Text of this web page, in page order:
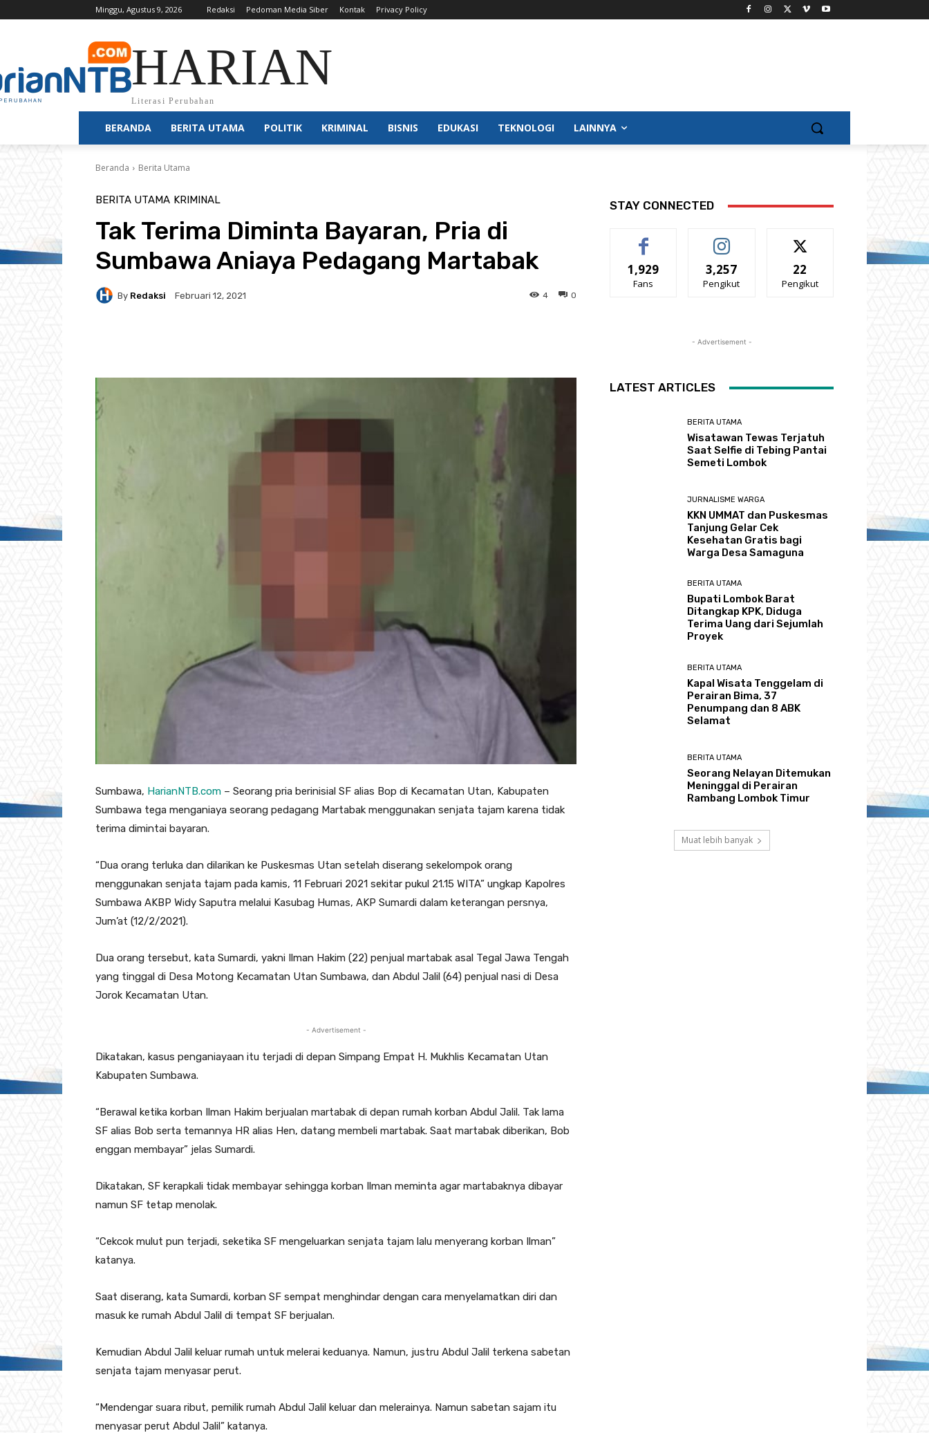
Minggu, Agustus 9, 2026 Redaksi Pedoman Media Siber Kontak Privacy Policy
HARIAN NTB
Literasi Perubahan
BERANDA BERITA UTAMA POLITIK KRIMINAL BISNIS EDUKASI TEKNOLOGI LAINNYA
Beranda Berita Utama
BERITA UTAMA KRIMINAL
Tak Terima Diminta Bayaran, Pria di
Sumbawa Aniaya Pedagang Martabak
By Redaksi Februari 12, 2021 0
4
Sumbawa, HarianNTB.com – Seorang pria berinisial SF alias Bop di Kecamatan Utan, Kabupaten
Sumbawa tega menganiaya seorang pedagang Martabak menggunakan senjata tajam karena tidak
terima dimintai bayaran.
“Dua orang terluka dan dilarikan ke Puskesmas Utan setelah diserang sekelompok orang
menggunakan senjata tajam pada kamis, 11 Februari 2021 sekitar pukul 21.15 WITA” ungkap Kapolres
Sumbawa AKBP Widy Saputra melalui Kasubag Humas, AKP Sumardi dalam keterangan persnya,
Jum’at (12/2/2021).
Dua orang tersebut, kata Sumardi, yakni Ilman Hakim (22) penjual martabak asal Tegal Jawa Tengah
yang tinggal di Desa Motong Kecamatan Utan Sumbawa, dan Abdul Jalil (64) penjual nasi di Desa
Jorok Kecamatan Utan.
- Advertisement -
Dikatakan, kasus penganiayaan itu terjadi di depan Simpang Empat H. Mukhlis Kecamatan Utan
Kabupaten Sumbawa.
“Berawal ketika korban Ilman Hakim berjualan martabak di depan rumah korban Abdul Jalil. Tak lama
SF alias Bob serta temannya HR alias Hen, datang membeli martabak. Saat martabak diberikan, Bob
enggan membayar” jelas Sumardi.
Dikatakan, SF kerapkali tidak membayar sehingga korban Ilman meminta agar martabaknya dibayar
namun SF tetap menolak.
“Cekcok mulut pun terjadi, seketika SF mengeluarkan senjata tajam lalu menyerang korban Ilman”
katanya.
Saat diserang, kata Sumardi, korban SF sempat menghindar dengan cara menyelamatkan diri dan
masuk ke rumah Abdul Jalil di tempat SF berjualan.
Kemudian Abdul Jalil keluar rumah untuk melerai keduanya. Namun, justru Abdul Jalil terkena sabetan
senjata tajam menyasar perut.
“Mendengar suara ribut, pemilik rumah Abdul Jalil keluar dan melerainya. Namun sabetan sajam itu
menyasar perut Abdul Jalil” katanya.
STAY CONNECTED
1,929
Fans
3,257
Pengikut
22
Pengikut
- Advertisement -
LATEST ARTICLES
BERITA UTAMA
Wisatawan Tewas Terjatuh
Saat Selfie di Tebing Pantai
Semeti Lombok
JURNALISME WARGA
KKN UMMAT dan Puskesmas
Tanjung Gelar Cek
Kesehatan Gratis bagi
Warga Desa Samaguna
BERITA UTAMA
Bupati Lombok Barat
Ditangkap KPK, Diduga
Terima Uang dari Sejumlah
Proyek
BERITA UTAMA
Kapal Wisata Tenggelam di
Perairan Bima, 37
Penumpang dan 8 ABK
Selamat
BERITA UTAMA
Seorang Nelayan Ditemukan
Meninggal di Perairan
Rambang Lombok Timur
Muat lebih banyak